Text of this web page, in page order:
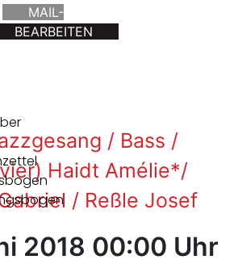
MAIL-
BEARBEITEN
/ Bass /
Haidt Amélie*/
/ Reßle Josef
2018 00:00 Uhr